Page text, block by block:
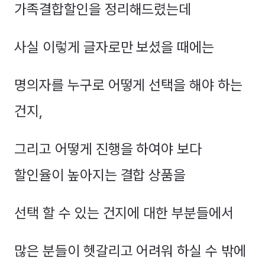
가족결합할인을 정리해드렸는데
사실 이렇게 글자로만 보셨을 때에는
명의자를 누구로 어떻게 선택을 해야 하는
건지,
그리고 어떻게 진행을 하여야 보다
할인율이 높아지는 결합 상품을
선택 할 수 있는 건지에 대한 부분들에서
많은 분들이 헷갈리고 어려워 하실 수 밖에